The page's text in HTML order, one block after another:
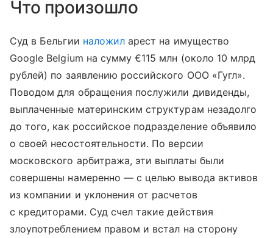
Что произошло
Суд в Бельгии наложил арест на имущество
Google Belgium на сумму €115 млн (около 10 млрд
рублей) по заявлению российского ООО «Гугл».
Поводом для обращения послужили дивиденды,
выплаченные материнским структурам незадолго
до того, как российское подразделение объявило
о своей несостоятельности. По версии
московского арбитража, эти выплаты были
совершены намеренно — с целью вывода активов
из компании и уклонения от расчетов
с кредиторами. Суд счел такие действия
злоупотреблением правом и встал на сторону